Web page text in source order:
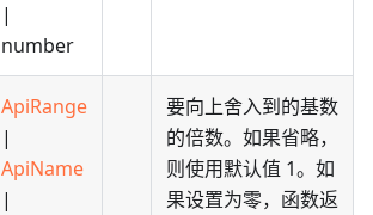
|
number
ApiRange
|
ApiName
|
要向上舍入到的基数
的倍数。如果省略，
则使用默认值 1。如
果设置为零，函数返